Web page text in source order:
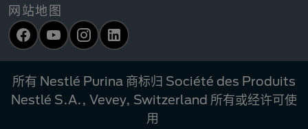
网站地图
Facebook
YouTubeInstagram
所有 Nestlé Purina 商标归 Société des Produits
Nestlé S.A., Vevey, Switzerland 所有或经许可使
用